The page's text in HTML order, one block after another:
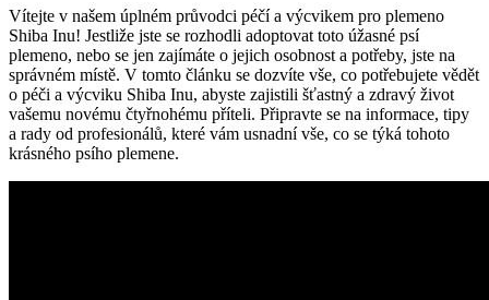
Vítejte v našem úplném průvodci péčí a výcvikem pro plemeno
Shiba Inu! Jestliže jste se rozhodli adoptovat toto úžasné psí
plemeno, nebo se jen zajímáte o jejich osobnost a potřeby, jste na
správném místě. V tomto článku se dozvíte vše, co potřebujete vědět
o péči a výcviku Shiba Inu, abyste zajistili šťastný a zdravý život
vašemu novému čtyřnohému příteli. Připravte se na informace, tipy
a rady od profesionálů, které vám usnadní vše, co se týká tohoto
krásného psího plemene.